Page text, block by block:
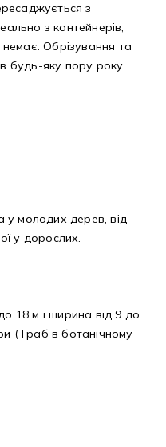
з
з контейнерів,
Обрізування та
будь-яку пору року.
у молодих дерев, від
у дорослих.
18 м і ширина від 9 до
( Граб в ботанічному